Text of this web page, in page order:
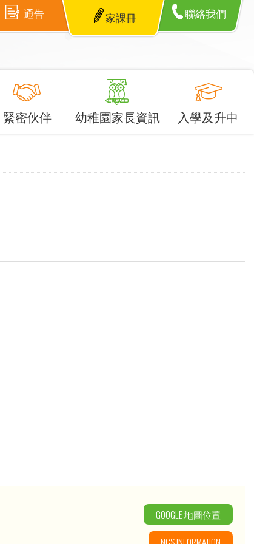
通告 家課冊 聯絡我們
緊密伙伴 幼稚園家長資訊 入學及升中
GOOGLE 地圖位置